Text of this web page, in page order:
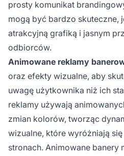
prosty komunikat
mogą być bardzo skuteczne,
atrakcyjną grafiką i jasnym
odbiorców.
Animowane reklamy
oraz efekty wizualne, aby
uwagę użytkownika niż ich
reklamy używają
zmian kolorów, tworząc
wizualne, które wyróżniają
stronach. Animowane banery